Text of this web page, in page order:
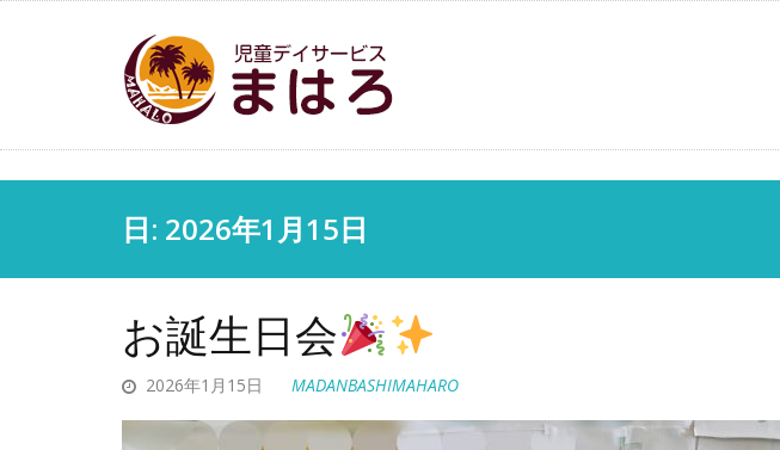
日: 2026年1月15日
お誕生日会
2026年1月15日 MADANBASHIMAHARO